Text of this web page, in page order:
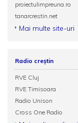
proiectulimpreuna.ro
tanarcrestin.net
Mai multe site-uri
Radio creștin
RVE Cluj
RVE Timisoara
Radio Unison
Cross One Radio